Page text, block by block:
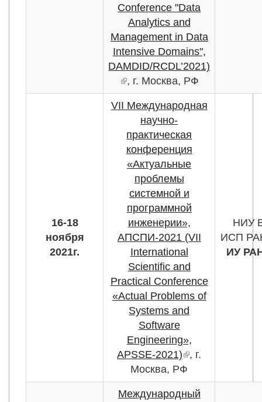
Conference "Data
Analytics and
Management in Data
Intensive Domains",
DAMDID/RCDL’2021)
(внешняя ссылка)
, г. Москва, РФ
16-18
ноября
2021г.
VII Международная
научно-
практическая
конференция
«Актуальные
проблемы
системной и
программной
инженерии»,
АПСПИ-2021 (VII
International
Scientific and
Practical Conference
«Actual Problems of
Systems and
Software
Engineering»,
APSSE-2021) (внешняя
, г.
Москва, РФ
НИУ
ИСП
ИУ
Международный